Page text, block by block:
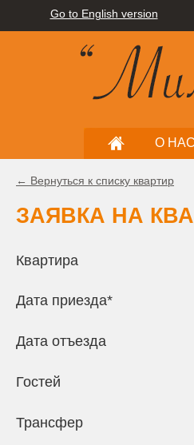
Go to English version
О НАС
← Вернуться к списку квартир
ЗАЯВКА НА
Квартира
Дата приезда*
Дата отъезда
Гостей
Трансфер